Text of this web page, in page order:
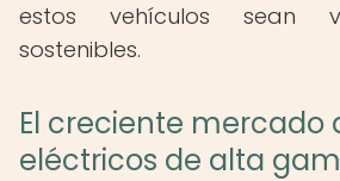
estos vehículos sean
sostenibles.
El creciente mercado
eléctricos de alta